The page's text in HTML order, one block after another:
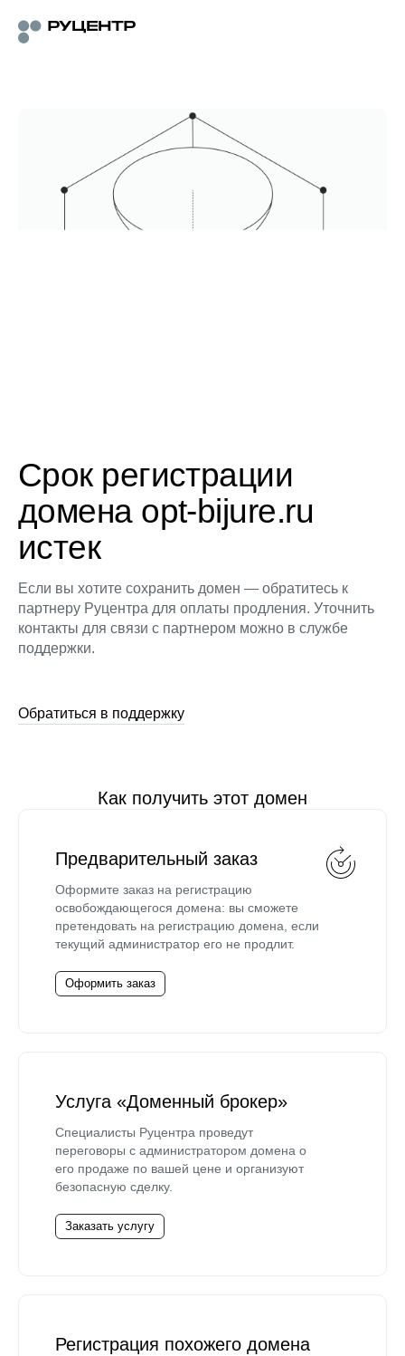
Срок регистрации
домена opt-bijure.ru
истек
Если вы хотите сохранить домен — обратитесь к
партнеру Руцентра для оплаты продления. Уточнить
контакты для связи с партнером можно в службе
поддержки.
Обратиться в поддержку
Как получить этот домен
Предварительный заказ
Оформите заказ на регистрацию
освобождающегося домена: вы сможете
претендовать на регистрацию домена, если
текущий администратор его не продлит.
Оформить заказ
Услуга «Доменный брокер»
Специалисты Руцентра проведут
переговоры с администратором домена о
его продаже по вашей цене и организуют
безопасную сделку.
Заказать услугу
Регистрация похожего домена